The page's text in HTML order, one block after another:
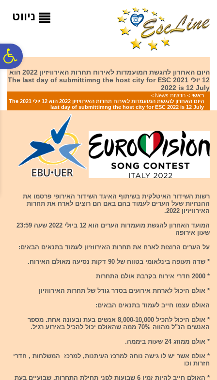
המרכזי
ניווט
היום האחרון להגשת המועמדות לאירוח תחרות האירוויזיון 2022 הוא
12 יולי 2021 The last day of submittimng the host city for ESC
2022 is 12 July
ראשי > חדשות News
>
היום האחרון להגשת המועמדות לאירוח תחרות האירוויזיון 2022 הוא 12 יולי 2021 The
last day of submittimng the host city for ESC 2022 is 12 July
רשות השידור האיטלקית בשיתוף האיגד השידור האירופי פרסמו את
ההנחיות שעל הערים לעמוד בהם באם הם רוצים לארח את תחרות
האירוויזיון 2022.
המועד האחרון להגשת מועמדות הערים הוא 12 ביולי 2022 שעה 23:59
שעון אירופה
על הערים הרוצות לארח את תחרות האירווזיון לעמוד בתנאים הבאים:
* שדה תעופה בינלאומי בטווח של 90 דקות נסיעה מאולם האירוח.
* 2000 חדרי אירוח בקרבת אולם התחרות
* אולם היכול לארחת אירועים בסדר גודל של תחרות האירווזיון
האולם עצמו חייב לעמוד בתנאים הבאים:
* אולם היכול להכיל 8,000-10,000 אנשים בעת ובעונה אחת. מספר
האנשים הנ"ל מהווה 70% ממה שהאולם יכול להכיל באירוע רגיל.
* אולם ממוזג 24 שעות ביממה.
* אולם אשר יש לו גישה נוחה למרכז העיתנות, למרכז המשלחות , חדרי
חזרות וכו
* האולם חייב להיות זמין 6 שבועות לפני תחילת התחרות, שבועיים בעת